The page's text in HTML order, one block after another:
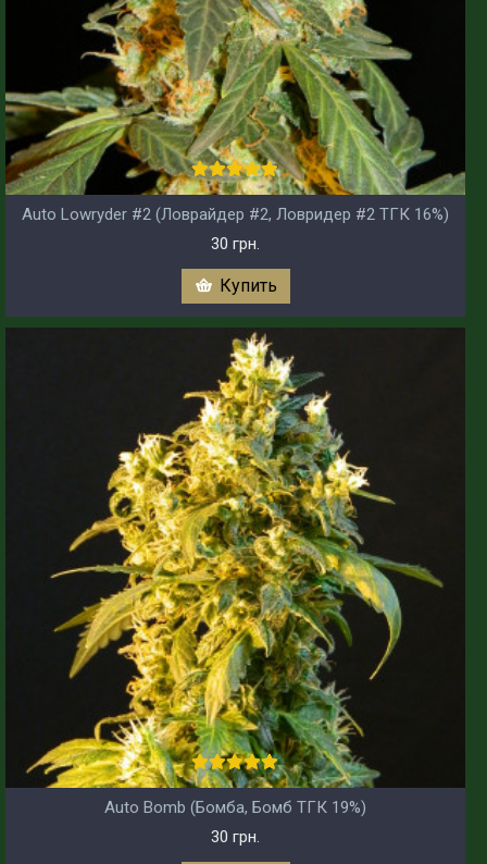
Auto Lowryder #2 (Ловрайдер #2, Ловридер #2 ТГК 16%)
30 грн.
Купить
Auto Bomb (Бомба, Бомб ТГК 19%)
30 грн.